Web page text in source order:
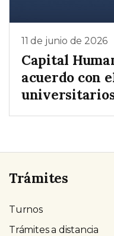
11 de junio de 2026
Capital
acuerdo con
Trámites
Turnos
Trámites a distancia